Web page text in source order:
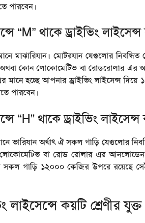
পারবেন।
“M” থাকে ড্রাইভিং
মাঝারিযান। মোটরযান যেগুলোর
কোন লোকোমেটিভ বা রোডরোলার
মানে হচ্ছে আপনার ড্রাইভিং লাইসেন্স
পারবেন।
“H” থাকে ড্রাইভিং
ভারিযান অর্থাৎ ঐ সকল গাড়ি
বা রোড রোলার এর
সকল গাড়ি ১২০০০ কেজির উপরে রয়েছে
লাইসেন্সে কয়টি শ্রেণীর